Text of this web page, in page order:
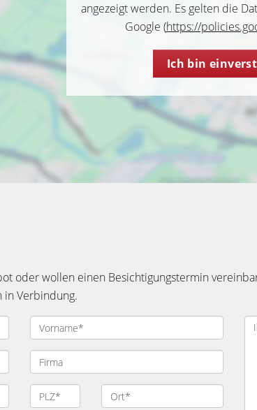
angezeigt werden. Es gelten die
Google (https://
Ich bin
oder wollen einen Besichtigungstermin
in Verbindung.